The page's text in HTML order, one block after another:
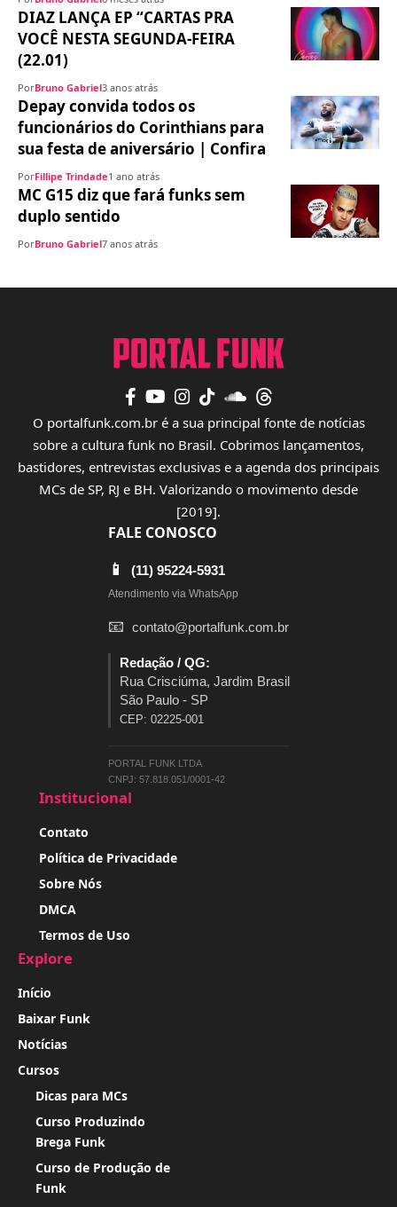
DIAZ LANÇA EP “CARTAS PRA
VOCÊ NESTA SEGUNDA-FEIRA
(22.01)
PorBruno Gabriel3 anos atrás
Depay convida todos os
funcionários do Corinthians para
sua festa de aniversário | Confira
PorFillipe Trindade1 ano atrás
MC G15 diz que fará funks sem
duplo sentido
PorBruno Gabriel7 anos atrás
O portalfunk.com.br é a sua principal fonte de notícias
sobre a cultura funk no Brasil. Cobrimos lançamentos,
bastidores, entrevistas exclusivas e a agenda dos principais
MCs de SP, RJ e BH. Valorizando o movimento desde
[2019].
FALE CONOSCO
📱 (11) 95224-5931
Atendimento via WhatsApp
📧 contato@portalfunk.com.br
Redação / QG:
Rua Crisciúma, Jardim Brasil
São Paulo - SP
CEP: 02225-001
PORTAL FUNK LTDA
CNPJ: 57.818.051/0001-42
Institucional
Contato
Política de Privacidade
Sobre Nós
DMCA
Termos de Uso
Explore
Início
Baixar Funk
Notícias
Cursos
Dicas para MCs
Curso Produzindo
Brega Funk
Curso de Produção de
Funk